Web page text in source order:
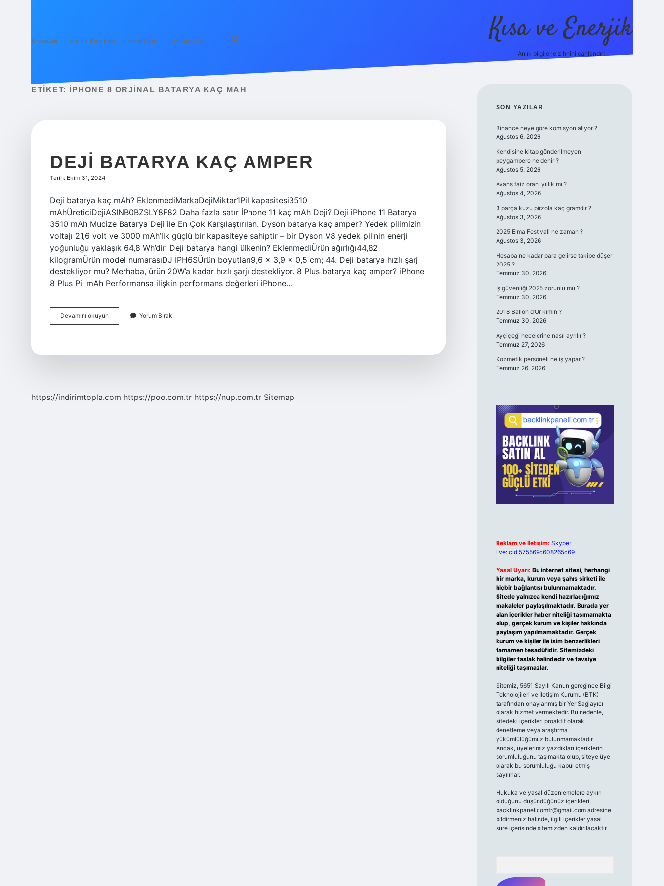
Anasayfa Gizlilik Politikası Yasal Uyarı Hakkımızda Kısa ve Enerjik
Anlık bilgilerle zihnini canlandır!
ETIKET: IPHONE 8 ORJINAL BATARYA KAÇ MAH
DEJI BATARYA KAÇ AMPER
Tarih: Ekim 31, 2024
Deji batarya kaç mAh? EklenmediMarka‎DejiMiktar‎1Pil kapasitesi‎3510
mAhÜretici‎DejiASIN‎B0BZSLY8F82 Daha fazla satır İPhone 11 kaç mAh Deji? Deji iPhone 11 Batarya
3510 mAh Mucize Batarya Deji ile En Çok Karşılaştırılan. Dyson batarya kaç amper? Yedek pilimizin
voltajı 21,6 volt ve 3000 mAh’lik güçlü bir kapasiteye sahiptir – bir Dyson V8 yedek pilinin enerji
yoğunluğu yaklaşık 64,8 Wh’dir. Deji batarya hangi ülkenin? EklenmediÜrün ağırlığı‎44,82
kilogramÜrün model numarası‎DJ IPH6SÜrün boyutları‎9,6 x 3,9 x 0,5 cm; 44. Deji batarya hızlı şarj
destekliyor mu? Merhaba, ürün 20W’a kadar hızlı şarjı destekliyor. 8 Plus batarya kaç amper? iPhone
8 Plus Pil mAh Performansa ilişkin performans değerleri iPhone…
Devamını okuyun
Batarya
Yorum Bırak
https://indirimtopla.com https://poo.com.tr https://nup.com.tr Sitemap
SIDEBAR
SON YAZILAR
Binance neye göre komisyon alıyor ?
Ağustos 6, 2026
Kendisine kitap gönderilmeyen
peygambere ne denir ?
Ağustos 5, 2026
Avans faiz oranı yıllık mı ?
Ağustos 4, 2026
3 parça kuzu pirzola kaç gramdır ?
Ağustos 3, 2026
2025 Elma Festivali ne zaman ?
Ağustos 3, 2026
Hesaba ne kadar para gelirse takibe düşer
2025 ?
Temmuz 30, 2026
İş güvenliği 2025 zorunlu mu ?
Temmuz 30, 2026
2018 Ballon d’Or kimin ?
Temmuz 30, 2026
Ayçiçeği hecelerine nasıl ayrılır ?
Temmuz 27, 2026
Kozmetik personeli ne iş yapar ?
Temmuz 26, 2026
Reklam ve İletişim: Skype:
live:.cid.575569c608265c69
Yasal Uyarı: Bu internet sitesi, herhangi
bir marka, kurum veya şahıs şirketi ile
hiçbir bağlantısı bulunmamaktadır.
Sitede yalnızca kendi hazırladığımız
makaleler paylaşılmaktadır. Burada yer
alan içerikler haber niteliği taşımamakta
olup, gerçek kurum ve kişiler hakkında
paylaşım yapılmamaktadır. Gerçek
kurum ve kişiler ile isim benzerlikleri
tamamen tesadüfidir. Sitemizdeki
bilgiler taslak halindedir ve tavsiye
niteliği taşımazlar.
Sitemiz, 5651 Sayılı Kanun gereğince Bilgi
Teknolojileri ve İletişim Kurumu (BTK)
tarafından onaylanmış bir Yer Sağlayıcı
olarak hizmet vermektedir. Bu nedenle,
sitedeki içerikleri proaktif olarak
denetleme veya araştırma
yükümlülüğümüz bulunmamaktadır.
Ancak, üyelerimiz yazdıkları içeriklerin
sorumluluğunu taşımakta olup, siteye üye
olarak bu sorumluluğu kabul etmiş
sayılırlar.
Hukuka ve yasal düzenlemelere aykırı
olduğunu düşündüğünüz içerikleri,
backlinkpanelicomtr@gmail.comadresine
bildirmeniz halinde, ilgili içerikler yasal
süre içerisinde sitemizden kaldırılacaktır.